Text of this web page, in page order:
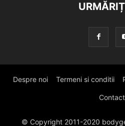
Despre noi Termeni si conditii
Contact
© Copyright 2011-2020